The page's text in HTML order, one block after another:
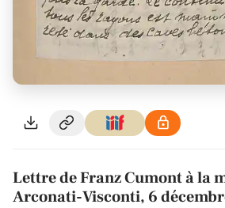
Lettre de Franz Cumont à la
Arconati-Visconti, 6